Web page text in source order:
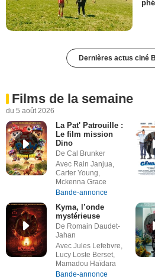
Dernières actus ciné
Films de la semaine
du 5 août 2026
La Pat' Patrouille :
Le film mission
Dino
De Cal Brunker
Avec Rain Janjua,
Carter Young,
Mckenna Grace
Bande-annonce
Kyma, l’onde
mystérieuse
De Romain Daudet-
Jahan
Avec Jules Lefebvre,
Lucy Loste Berset,
Mamadou Haïdara
Bande-annonce